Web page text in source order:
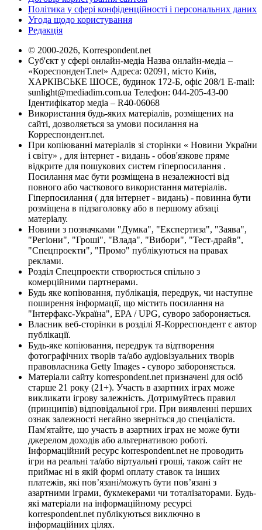
Політика у сфері конфіденційності і персональних даних
Угода щодо користування
Редакція
© 2000-2026, Korrespondent.net
Суб'єкт у сфері онлайн-медіа Назва онлайн-медіа –
«КореспонденТ.net» Адреса: 02091, місто Київ,
ХАРКІВСЬКЕ ШОСЕ, будинок 172-Б, офіс 208/1 E-mail:
sunlight@mediadim.com.ua Телефон: 044-205-43-00
Ідентифікатор медіа – R40-06068
Використання будь-яких матеріалів, розміщених на
сайті, дозволяється за умови посилання на
Корреспондент.net.
При копіюванні матеріалів зі сторінки « Новини України
і світу» , для інтернет - видань - обов'язкове пряме
відкрите для пошукових систем гіперпосилання .
Посилання має бути розміщена в незалежності від
повного або часткового використання матеріалів.
Гіперпосилання ( для інтернет - видань) - повинна бути
розміщена в підзаголовку або в першому абзаці
матеріалу.
Новини з позначками "Думка", "Експертиза", "Заява",
"Регіони", "Гроші", "Влада", "Вибори", "Тест-драйв",
"Спецпроекти", "Промо" публікуються на правах
реклами.
Розділ Спецпроекти створюється спільно з
комерційними партнерами.
Будь яке копіювання, публікація, передрук, чи наступне
поширення інформації, що містить посилання на
"Інтерфакс-Україна", EPA / UPG, суворо забороняється.
Власник веб-сторінки в розділі Я-Корреспондент є автор
публікації.
Будь-яке копіювання, передрук та відтворення
фотографічних творів та/або аудіовізуальних творів
правовласника Getty Images - суворо забороняється.
Матеріали сайту korrespondent.net призначені для осіб
старше 21 року (21+). Участь в азартних іграх може
викликати ігрову залежність. Дотримуйтесь правил
(принципів) відповідальної гри. При виявленні перших
ознак залежності негайно зверніться до спеціаліста.
Пам'ятайте, що участь в азартних іграх не може бути
джерелом доходів або альтернативою роботі.
Інформаційний ресурс korrespondent.net не проводить
ігри на реальні та/або віртуальні гроші, також сайт не
приймає ні в якій формі оплату ставок та інших
платежів, які пов’язані/можуть бути пов’язані з
азартними іграми, букмекерами чи тоталізаторами. Будь-
які матеріали на інформаційному ресурсі
korrespondent.net публікуються виключно в
інформаційних цілях.